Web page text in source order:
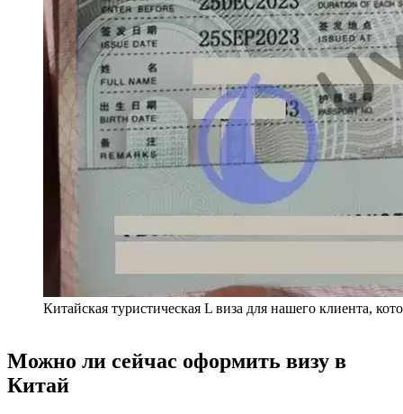
Китайская туристическая L виза для нашего клиента,
Можно ли сейчас оформить визу в
Китай